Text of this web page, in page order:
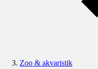
Zoo & akvaristik